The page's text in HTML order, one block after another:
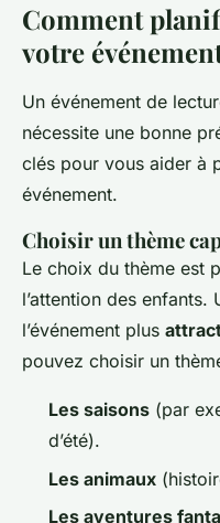
Comment
votre
Un événement de
nécessite une bonne
clés pour vous aider à
événement.
Choisir un thème
Le choix du thème est
l’attention des
l’événement plus
pouvez choisir un
Les saisons (par
d’été).
Les animaux
Les aventures